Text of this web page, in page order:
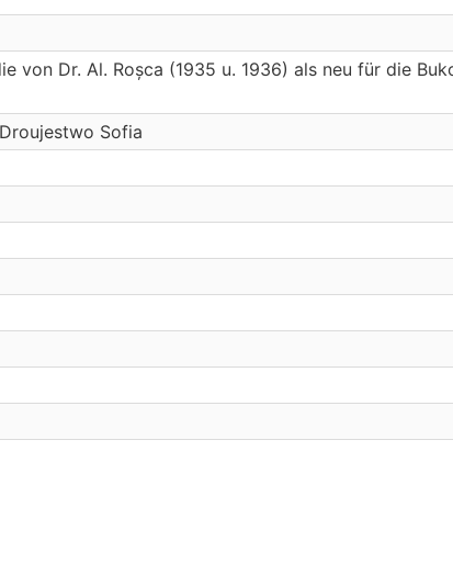
von Dr. Al. Roșca (1935 u. 1936) als neu für die
Sofia